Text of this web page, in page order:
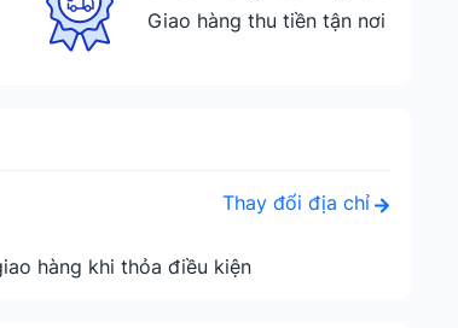
Giao hàng thu tiền tận nơi
Thay đổi địa chỉ
hàng khi thỏa điều kiện